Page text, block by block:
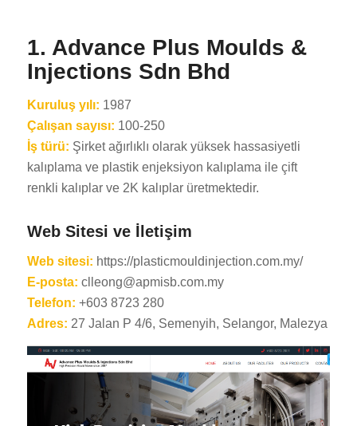
1. Advance Plus Moulds &
Injections Sdn Bhd
Kuruluş yılı: 1987
Çalışan sayısı: 100-250
İş türü: Şirket ağırlıklı olarak yüksek hassasiyetli
kalıplama ve plastik enjeksiyon kalıplama ile çift
renkli kalıplar ve 2K kalıplar üretmektedir.
Web Sitesi ve İletişim
Web sitesi: https://plasticmouldinjection.com.my/
E-posta: clleong@apmisb.com.my
Telefon: +603 8723 280
Adres: 27 Jalan P 4/6, Semenyih, Selangor, Malezya